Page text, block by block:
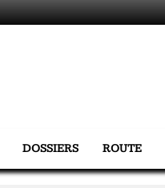
DOSSIERS ROUTE